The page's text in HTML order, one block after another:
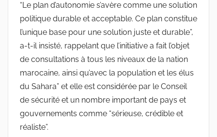
“Le plan d’autonomie s’avère comme une solution
politique durable et acceptable. Ce plan constitue
l’unique base pour une solution juste et durable”,
a-t-il insisté, rappelant que l’initiative a fait l’objet
de consultations à tous les niveaux de la nation
marocaine, ainsi qu’avec la population et les élus
du Sahara” et elle est considérée par le Conseil
de sécurité et un nombre important de pays et
gouvernements comme “sérieuse, crédible et
réaliste”.